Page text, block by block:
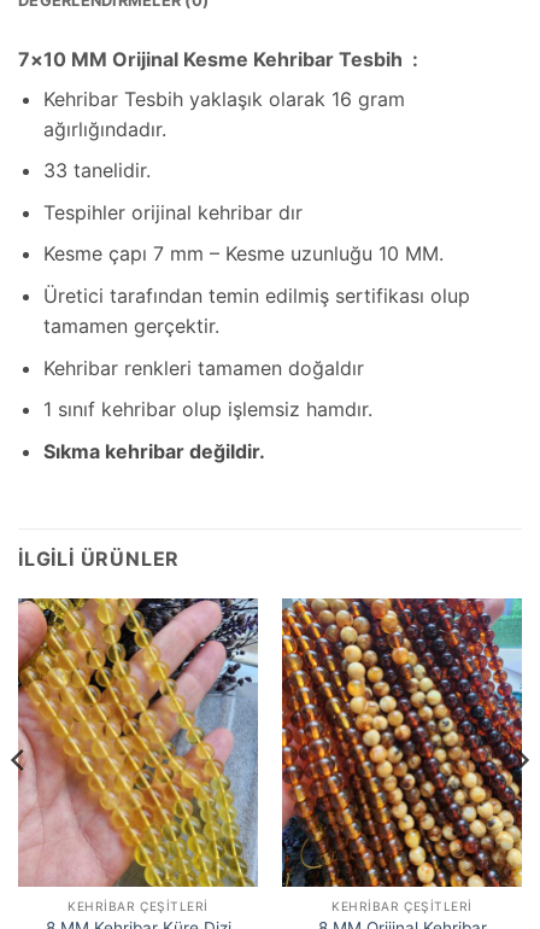
7×10 MM Orijinal Kesme Kehribar Tesbih :
Kehribar Tesbih yaklaşık olarak 16 gram
ağırlığındadır.
33 tanelidir.
Tespihler orijinal kehribar dır
Kesme çapı 7 mm – Kesme uzunluğu 10 MM.
Üretici tarafından temin edilmiş sertifikası olup
tamamen gerçektir.
Kehribar renkleri tamamen doğaldır
1 sınıf kehribar olup işlemsiz hamdır.
Sıkma kehribar değildir.
İLGILI ÜRÜNLER
KEHRIBAR ÇEŞITLERI KEHRIBAR ÇEŞITLERI